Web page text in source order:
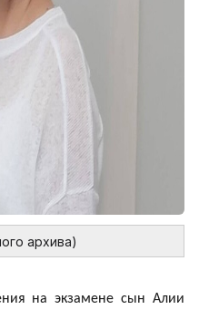
архива)
на экзамене сын Алии